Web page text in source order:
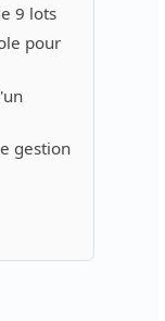
9 lots
pour
gestion